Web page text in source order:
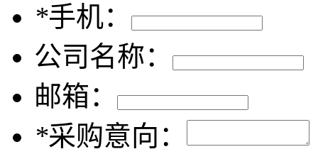
*手机：
公司名称：
邮箱：
*采购意向：